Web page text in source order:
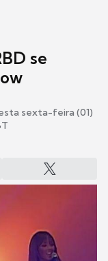
se
sexta-feira (01)